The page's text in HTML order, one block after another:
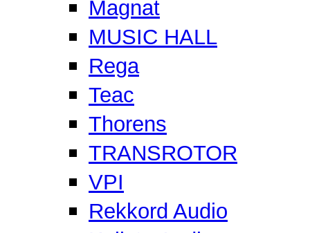
Magnat
MUSIC HALL
Rega
Teac
Thorens
TRANSROTOR
VPI
Rekkord Audio